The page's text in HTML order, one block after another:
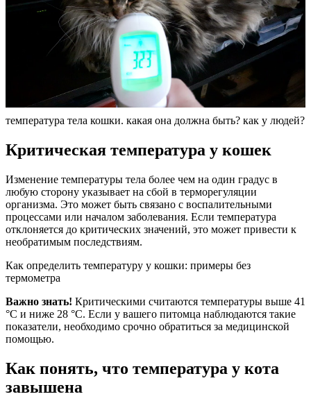
температура тела кошки. какая она должна быть? как у людей?
Критическая температура у кошек
Изменение температуры тела более чем на один градус в
любую сторону указывает на сбой в терморегуляции
организма. Это может быть связано с воспалительными
процессами или началом заболевания. Если температура
отклоняется до критических значений, это может привести к
необратимым последствиям.
Как определить температуру у кошки: примеры без
термометра
Важно знать! Критическими считаются температуры выше 41
°С и ниже 28 °С. Если у вашего питомца наблюдаются такие
показатели, необходимо срочно обратиться за медицинской
помощью.
Как понять, что температура у кота
завышена